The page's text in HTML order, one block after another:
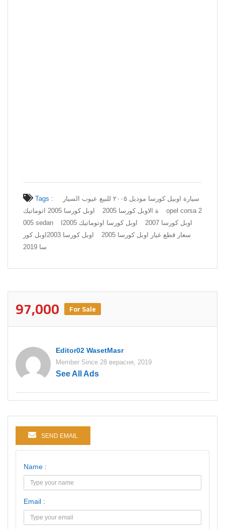
Tags :
سيارة اوبيل كورسا موديل ٢٠٠٥ للبيع عيوب السيار
ة الاوبل كورسا 2005
اوبل كورسا 2005 اتوماتيك
opel corsa 2
005 sedan
اوبل كورسا 2007 اوبل كورسا اوتوماتيك 2005
سعار قطع غيار اوبل كورسا 2005
اوبل كورسا 2003
اوبل كور
سا 2019
97,000 For Sale
Editor02 WasetMasr
Member Since 28 верасня, 2019
See All Ads
SEND EMAIL
Name :
Email :